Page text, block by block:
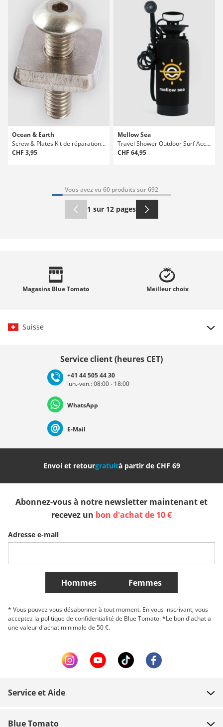
Ocean & Earth
Screw & Plates Kit de réparation surf
CHF 3,95
Mellow Sea
Travel Shower Outdoor Surf Accessories
CHF 64,95
Vous avez vu 60 produits sur 692
1 sur 12 pages
Magasins Blue Tomato Meilleurchoix
Suisse
Deutschland Österreich
Nederland Italia (Italiano) Italien (Deutsch)
Slovenija België (Nederlands)
Belgique (Français) Danmark Norge
Plus de Pays
Service client (heures CET)
+41 44 505 44 30
lun.-ven.: 08:00 - 18:00
WhatsApp
E-Mail
Envoi et retourgratuità partir de CHF 69
Abonnez-vous à notre newsletter maintenant et
recevez un bon d'achat de 10 €
Adresse e-mail
Hommes Femmes
* Vous pouvez vous désabonner à tout moment. En vous inscrivant, vous
acceptez la politique de confidentialité de Blue Tomato. *Le bon d'achat a
une valeur d'achat minimale de 50 €.
Service et Aide
Blue Tomato